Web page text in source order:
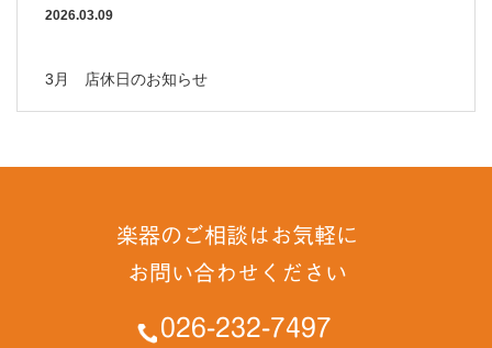
2026.03.09
3月 店休日のお知らせ
楽器のご相談はお気軽に
お問い合わせください
026-232-7497